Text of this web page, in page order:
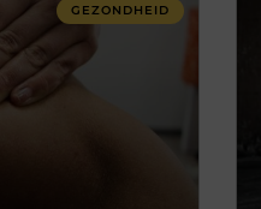
GEZONDHEID